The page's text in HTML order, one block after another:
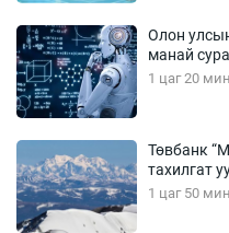
Олон
манай
1 цаг 20 мин
Төвбанк
тахилгат
1 цаг 50 мин